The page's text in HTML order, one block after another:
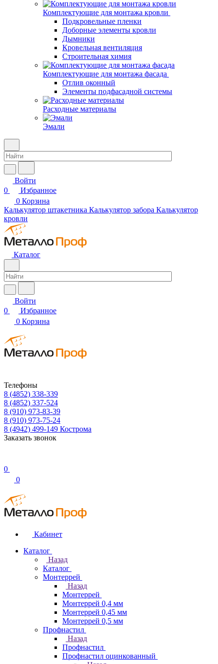
Комплектующие для монтажа кровли
Подкровельные пленки
Доборные элементы кровли
Дымники
Кровельная вентиляция
Строительная химия
Комплектующие для монтажа фасада
Отлив оконный
Элементы подфасадной системы
Расходные материалы
Эмали
Войти
0
Избранное
0 Корзина
Калькулятор штакетника Калькулятор забора Калькулятор
кровли
Каталог
Войти
0
Избранное
0 Корзина
Телефоны
8 (4852) 338-339
8 (4852) 337-524
8 (910) 973-83-39
8 (910) 973-75-24
8 (4942) 499-149 Кострома
Заказать звонок
0
0
Кабинет
Каталог
Назад
Каталог
Монтеррей
Назад
Монтеррей
Монтеррей 0,4 мм
Монтеррей 0,45 мм
Монтеррей 0,5 мм
Профнастил
Назад
Профнастил
Профнастил оцинкованный